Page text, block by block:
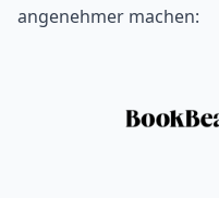
angenehmer machen: